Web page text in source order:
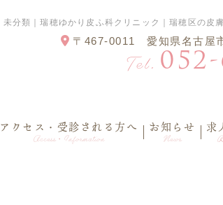
未分類｜瑞穂ゆかり皮ふ科クリニック｜瑞穂区の皮
〒467-0011 愛知県名古屋
Tel.
アクセス・受診される方へ
Access・Information
お知らせ
News
求